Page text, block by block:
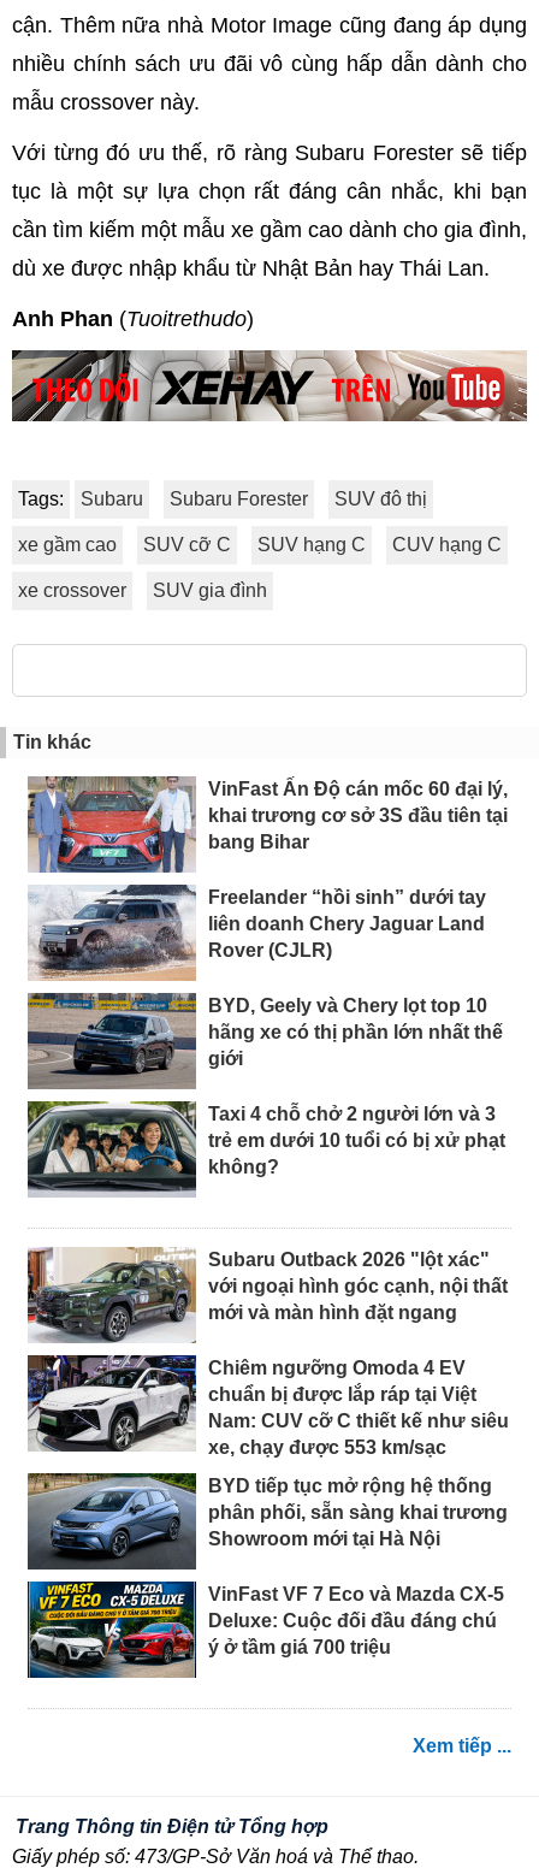
cận. Thêm nữa nhà Motor Image cũng đang áp dụng
nhiều chính sách ưu đãi vô cùng hấp dẫn dành cho
mẫu crossover này.
Với từng đó ưu thế, rõ ràng Subaru Forester sẽ tiếp
tục là một sự lựa chọn rất đáng cân nhắc, khi bạn
cần tìm kiếm một mẫu xe gầm cao dành cho gia đình,
dù xe được nhập khẩu từ Nhật Bản hay Thái Lan.
Anh Phan (Tuoitrethudo)
Tags: Subaru Subaru Forester SUV đô thị
xe gầm cao SUV cỡ C SUV hạng C CUV hạng C
xe crossover SUV gia đình
Tin khác
VinFast Ấn Độ cán mốc 60 đại lý,
khai trương cơ sở 3S đầu tiên tại
bang Bihar
Freelander “hồi sinh” dưới tay
liên doanh Chery Jaguar Land
Rover (CJLR)
BYD, Geely và Chery lọt top 10
hãng xe có thị phần lớn nhất thế
giới
Taxi 4 chỗ chở 2 người lớn và 3
trẻ em dưới 10 tuổi có bị xử phạt
không?
Subaru Outback 2026 "lột xác"
với ngoại hình góc cạnh, nội thất
mới và màn hình đặt ngang
Chiêm ngưỡng Omoda 4 EV
chuẩn bị được lắp ráp tại Việt
Nam: CUV cỡ C thiết kế như siêu
xe, chạy được 553 km/sạc
BYD tiếp tục mở rộng hệ thống
phân phối, sẵn sàng khai trương
Showroom mới tại Hà Nội
VinFast VF 7 Eco và Mazda CX-5
Deluxe: Cuộc đối đầu đáng chú
ý ở tầm giá 700 triệu
Xem tiếp ...
Trang Thông tin Điện tử Tổng hợp
Giấy phép số: 473/GP-Sở Văn hoá và Thể thao.